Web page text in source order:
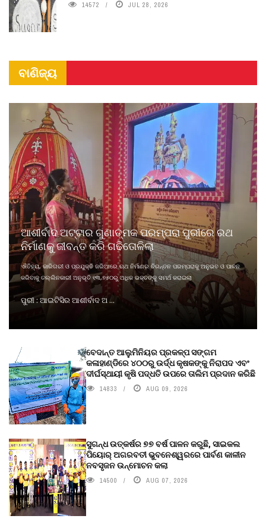
14572 JUL 28, 2026
ବାଣିଜ୍ୟ
ଆଶୀର୍ବାଦ ଅଟ୍ଟାର ଗୁଣାତ୍ମକ ପରମ୍ପରା ପୁରୀରେ ରଥ
ନିର୍ମାଣକୁ ଜୀବନ୍ତ କରି ଗଢିତୋଳିଲା
ଐତିହ୍ୟ, କାରିଗରୀ ଓ ପ୍ରଯୁକ୍ତି ଜରିଆରେ ଋଥ ନିର୍ମାଣର ଚିରନ୍ତନ ପରମ୍ପରାକୁ ଅନୁଭବ ଓ ପାଳନ
କରିବାକୁ ତଲ୍ଲିନକାରୀ ଅନୁଭୂତି ୧୩,୭୫୦ରୁ ଅଧିକ ଭକ୍ତଙ୍କୁ ସମର୍ଥ କରାଇଲା
ପୁରୀ : ଆଇଟିସିର ଆଶୀର୍ବାଦ ଅ ...
ବେଦାନ୍ତ ଆଲୁମିନିୟର ପ୍ରକଳ୍ପ ସଙ୍ଗମ
କଳାହାଣ୍ଡିରେ ୪୦୦ରୁ ଉର୍ଦ୍ଧ କୃଷକଙ୍କୁ ନିରାପଦ ଏବଂ
ଦୀର୍ଘସ୍ଥାୟୀ କୃଷି ପଦ୍ଧତି ଉପରେ ତାଲିମ ପ୍ରଦାନ କରିଛି
14833 AUG 09, 2026
ସୁଗନ୍ଧ ଉତ୍କର୍ଷର ୭୭ ବର୍ଷ ପାଳନ କରୁଛି, ସାଇକଲ
ପିୟୋର୍‌ ଅଗରବତୀ ଭୁବନେଶ୍ୱରରେ ପାର୍ବଣ କାଳୀନ
ନବସୃଜନ ଉନ୍ମୋଚନ କଲା
14500 AUG 07, 2026